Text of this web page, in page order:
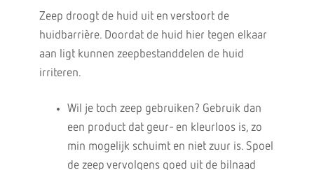
Zeep droogt de huid uit en verstoort de
huidbarrière. Doordat de huid hier tegen elkaar
aan ligt kunnen zeepbestanddelen de huid
irriteren.
Wil je toch zeep gebruiken? Gebruik dan
een product dat geur- en kleurloos is, zo
min mogelijk schuimt en niet zuur is. Spoel
de zeep vervolgens goed uit de bilnaad